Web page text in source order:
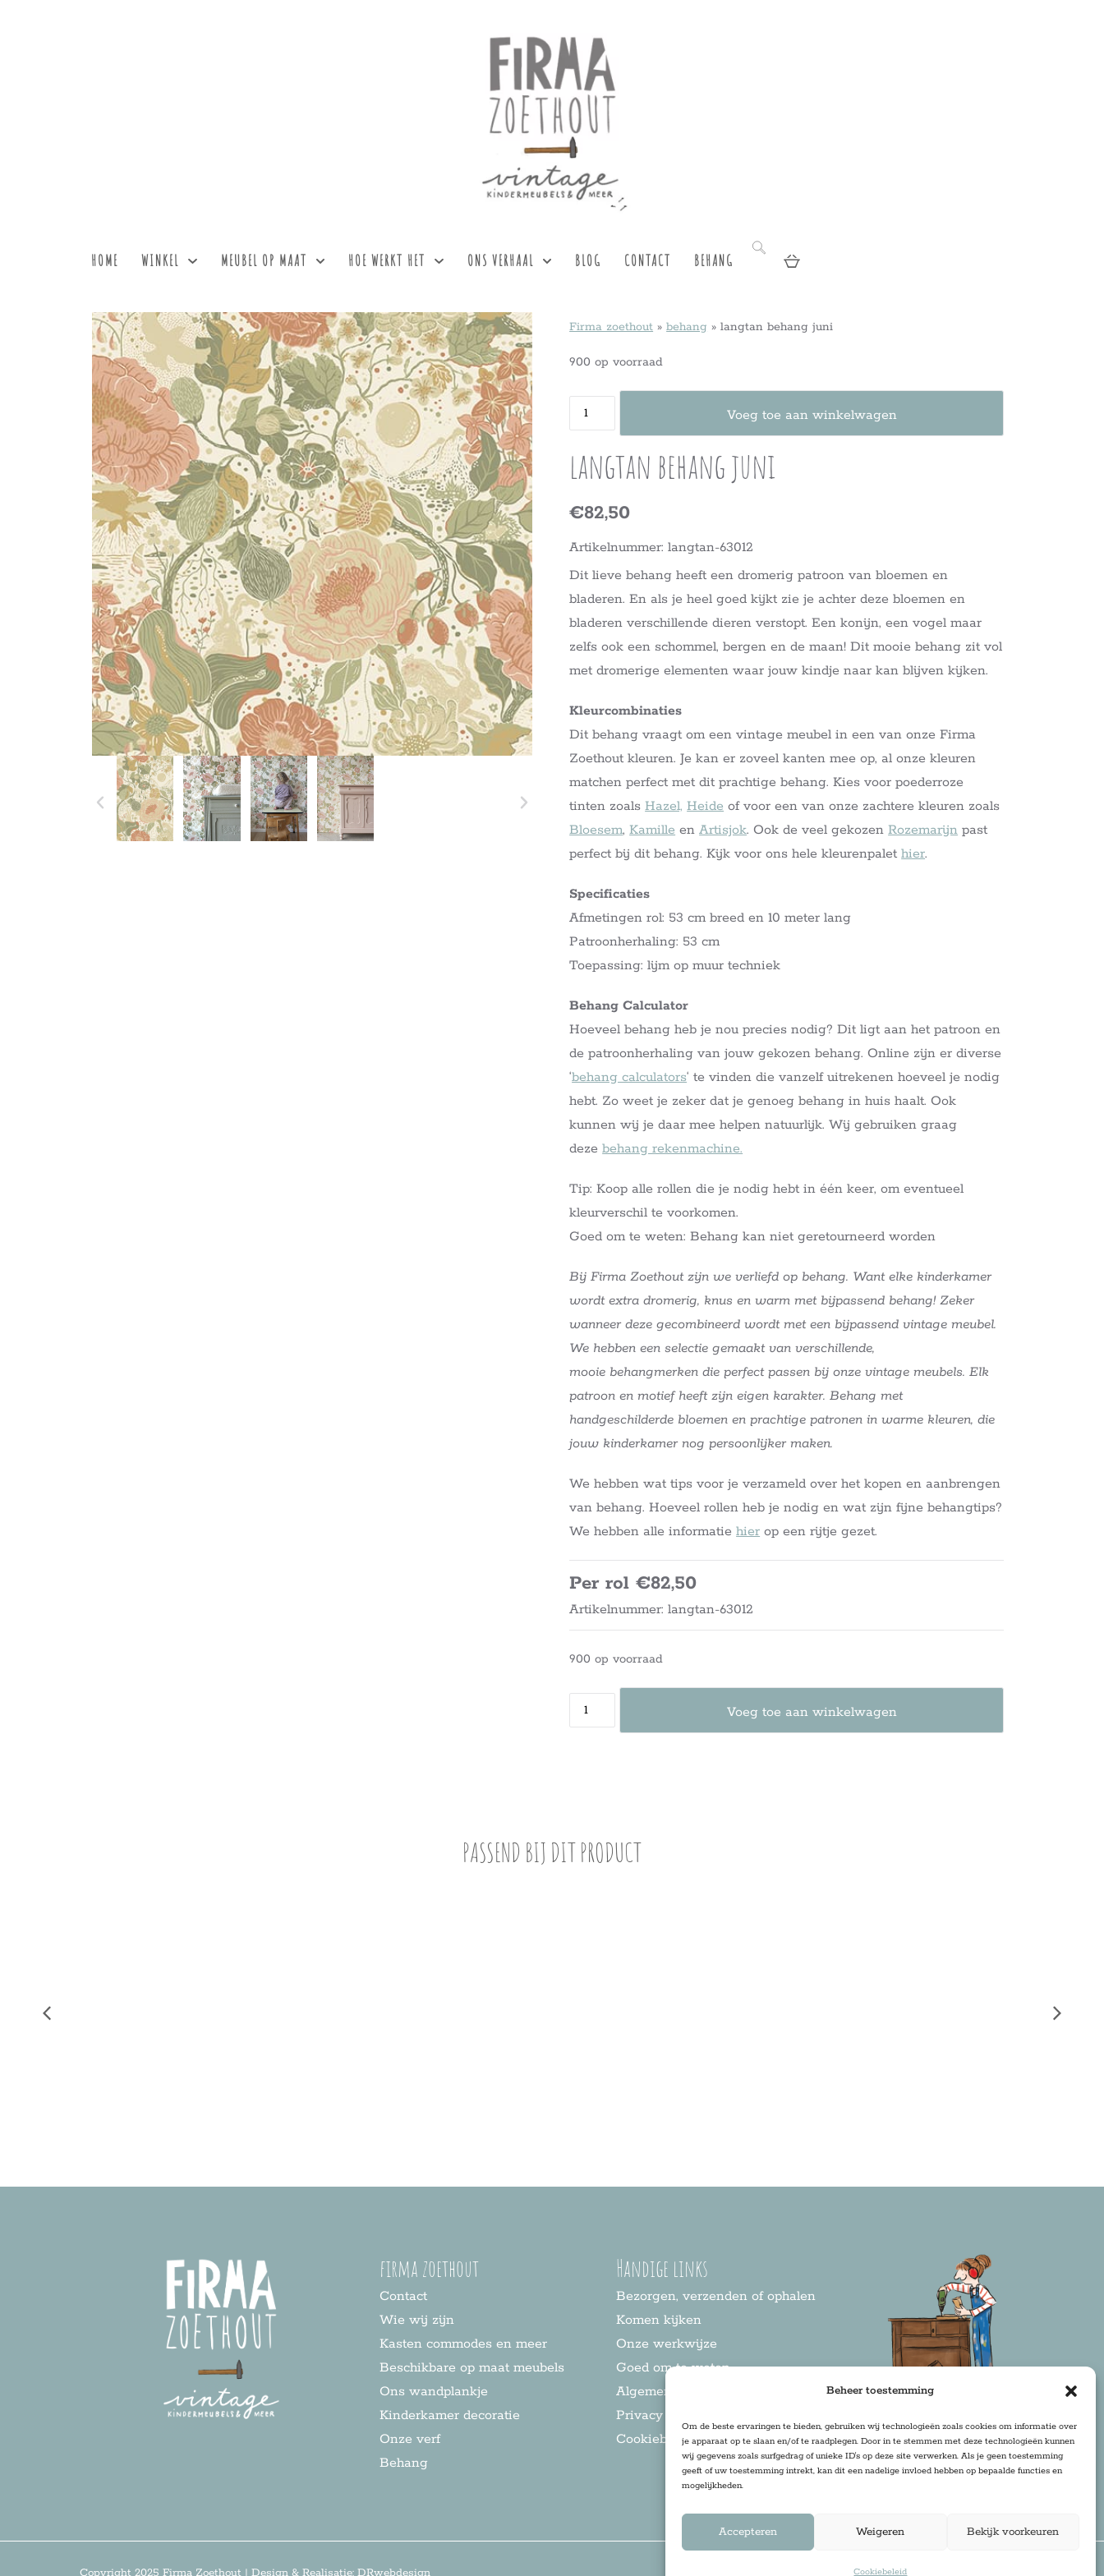
Beheer toestemming
Om de beste ervaringen te bieden, gebruiken wij technologieën zoals cookies om informatie over
je apparaat op te slaan en/of te raadplegen. Door in te stemmen met deze technologieën kunnen
wij gegevens zoals surfgedrag of unieke ID's op deze site verwerken. Als je geen toestemming
geeft of uw toestemming intrekt, kan dit een nadelige invloed hebben op bepaalde functies en
mogelijkheden.
Accepteren Weigeren Bekijk voorkeuren
Cookiebeleid
HOME WINKEL MEUBEL OP MAAT HOE WERKT HET ONS VERHAAL BLOG CONTACT BEHANG
Firma zoethout »behang »langtan behang juni
900 op voorraad
Voeg toe aan winkelwagen
langtan behang juni
€82,50
Artikelnummer: langtan-63012
Dit lieve behang heeft een dromerig patroon van bloemen en
bladeren. En als je heel goed kijkt zie je achter deze bloemen en
bladeren verschillende dieren verstopt. Een konijn, een vogel maar
zelfs ook een schommel, bergen en de maan! Dit mooie behang zit vol
met dromerige elementen waar jouw kindje naar kan blijven kijken.
Kleurcombinaties
Dit behang vraagt om een vintage meubel in een van onze Firma
Zoethout kleuren. Je kan er zoveel kanten mee op, al onze kleuren
matchen perfect met dit prachtige behang. Kies voor poederroze
tinten zoalsHazel, Heide of voor een van onze zachtere kleuren zoals
Bloesem,Kamille enArtisjok. Ook de veel gekozenRozemarijn past
perfect bij dit behang. Kijk voor ons hele kleurenpalethier.
Specificaties
Afmetingen rol: 53 cm breed en 10 meter lang
Patroonherhaling: 53 cm
Toepassing: lijm op muur techniek
Behang Calculator
Hoeveel behang heb je nou precies nodig? Dit ligt aan het patroon en
de patroonherhaling van jouw gekozen behang. Online zijn er diverse
‘behang calculators‘ te vinden die vanzelf uitrekenen hoeveel je nodig
hebt. Zo weet je zeker dat je genoeg behang in huis haalt. Ook
kunnen wij je daar mee helpen natuurlijk. Wij gebruiken graag
dezebehang rekenmachine.
Tip: Koop alle rollen die je nodig hebt in één keer, om eventueel
kleurverschil te voorkomen.
Goed om te weten: Behang kan niet geretourneerd worden
Bij Firma Zoethout zijn we verliefd op behang. Want elke kinderkamer
wordt extra dromerig, knus en warm met bijpassend behang! Zeker
wanneer deze gecombineerd wordt met een bijpassend vintage meubel.
We hebben een selectie gemaakt van verschillende,
mooie behangmerken die perfect passen bij onze vintage meubels. Elk
patroon en motief heeft zijn eigen karakter. Behang met
handgeschilderde bloemen en prachtige patronen in warme kleuren, die
jouw kinderkamer nog persoonlijker maken.
We hebben wat tips voor je verzameld over het kopen en aanbrengen
van behang. Hoeveel rollen heb je nodig en wat zijn fijne behangtips?
We hebben alle informatiehier op een rijtje gezet.
Per rol €82,50
Artikelnummer: langtan-63012
900 op voorraad
Voeg toe aan winkelwagen
PASSEND BIJ DIT PRODUCT
firma zoethout
Contact
Wie wij zijn
Kasten commodes en meer
Beschikbare op maat meubels
Ons wandplankje
Kinderkamer decoratie
Onze verf
Behang
Handige links
Bezorgen, verzenden of ophalen
Komen kijken
Onze werkwijze
Goed om te weten
Algemene voorwaarden
Privacy statement
Cookiebeleid